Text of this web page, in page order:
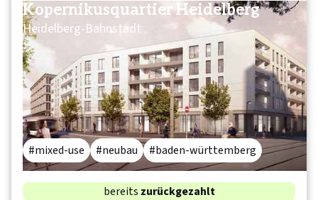
Kopernikusquartier Heidelberg
Heidelberg-Bahnstadt
mixed-use neubau baden-württemberg
bereits zurückgezahlt